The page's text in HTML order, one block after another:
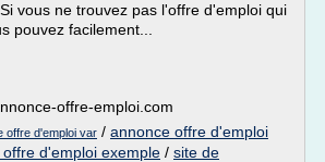
vous ne trouvez pas l'offre d'emploi qui
pouvez facilement...
offre-emploi.com
offre d'emploi var / annonce offre d'emploi
d'emploi exemple / site de